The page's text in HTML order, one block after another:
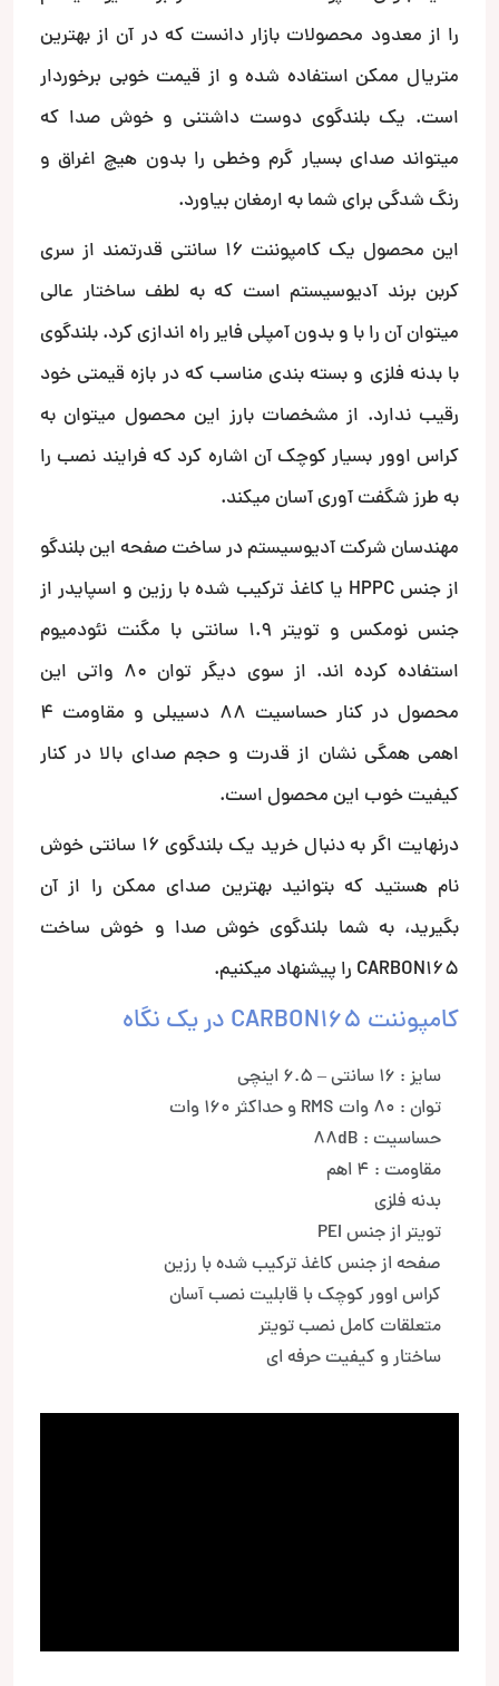
را از معدود محصولات بازار دانست که در آن از بهترین
متریال ممکن استفاده شده و از قیمت خوبی برخوردار
است. یک بلندگوی دوست داشتنی و خوش صدا که
میتواند صدای بسیار گرم وخطی را بدون هیچ اغراق و
رنگ شدگی برای شما به ارمغان بیاورد.
این محصول یک کامپوننت 16 سانتی قدرتمند از سری
کربن برند آدیوسیستم است که به لطف ساختار عالی
میتوان آن را با و بدون آمپلی فایر راه اندازی کرد. بلندگوی
با بدنه فلزی و بسته بندی مناسب که در بازه قیمتی خود
رقیب ندارد. از مشخصات بارز این محصول میتوان به
کراس اوور بسیار کوچک آن اشاره کرد که فرایند نصب را
به طرز شگفت آوری آسان میکند.
مهندسان شرکت آدیوسیستم در ساخت صفحه این بلندگو
از جنس HPPC یا کاغذ ترکیب شده با رزین و اسپایدر از
جنس نومکس و تویتر 1.9 سانتی با مگنت نئودمیوم
استفاده کرده اند. از سوی دیگر توان 80 واتی این
محصول در کنار حساسیت 88 دسیبلی و مقاومت 4
اهمی همگی نشان از قدرت و حجم صدای بالا در کنار
کیفیت خوب این محصول است.
درنهایت اگر به دنبال خرید یک بلندگوی 16 سانتی خوش
نام هستید که بتوانید بهترین صدای ممکن را از آن
بگیرید، به شما بلندگوی خوش صدا و خوش ساخت
CARBON165 را پیشنهاد میکنیم.
کامپوننت CARBON165 در یک نگاه
سایز : 16 سانتی – 6.5 اینچی
توان : 80 وات RMS و حداکثر 160 وات
حساسیت : 88dB
مقاومت : 4 اهم
بدنه فلزی
تویتر از جنس PEI
صفحه از جنس کاغذ ترکیب شده با رزین
کراس اوور کوچک با قابلیت نصب آسان
متعلقات کامل نصب تویتر
ساختار و کیفیت حرفه ای